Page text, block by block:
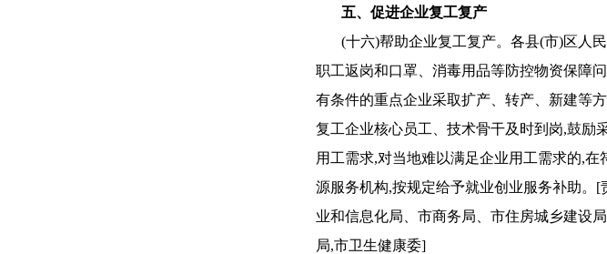
五、促进企业复工复产
(十六)帮助企业复工复产。各县(市)区人
职工返岗和口罩、消毒用品等防控物资保障
有条件的重点企业采取扩产、转产、新建等
复工企业核心员工、技术骨干及时到岗,鼓励
用工需求,对当地难以满足企业用工需求的,
源服务机构,按规定给予就业创业服务补助。
业和信息化局、市商务局、市住房城乡建设
局,市卫生健康委]